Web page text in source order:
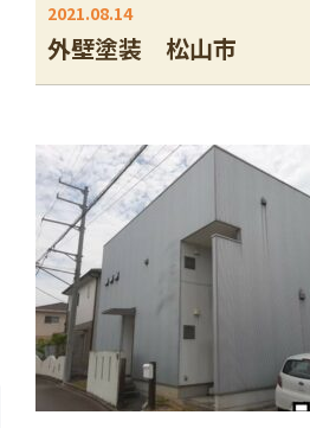
2021.08.14
外壁塗装 松山市